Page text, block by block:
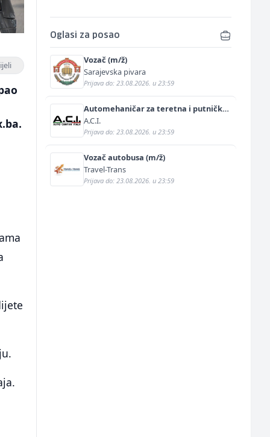
Oglasi za posao
Vozač (m/ž)
Sarajevska pivara
Prijava do: 23.08.2026. u 23:59
Automehaničar za teretna i putnička
vozila (m/ž)
A.C.I.
Prijava do: 23.08.2026. u 23:59
Vozač autobusa (m/ž)
Travel-Trans
Prijava do: 23.08.2026. u 23:59